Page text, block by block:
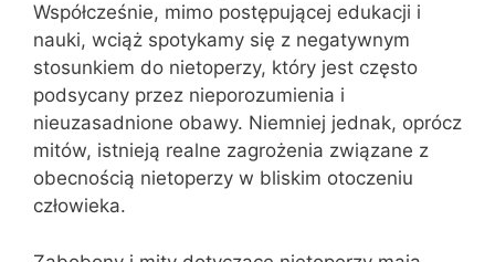
Współcześnie, mimo postępującej edukacji i
nauki, wciąż spotykamy się z negatywnym
stosunkiem do nietoperzy, który jest często
podsycany przez nieporozumienia i
nieuzasadnione obawy. Niemniej jednak, oprócz
mitów, istnieją realne zagrożenia związane z
obecnością nietoperzy w bliskim otoczeniu
człowieka.